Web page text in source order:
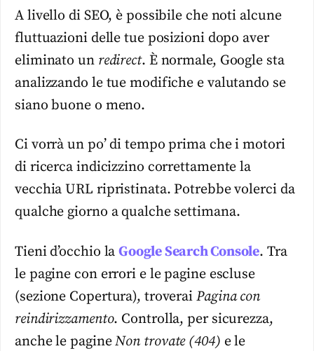
A livello di SEO, è possibile che noti alcune
fluttuazioni delle tue posizioni dopo aver
eliminato un redirect. È normale, Google sta
analizzando le tue modifiche e valutando se
siano buone o meno.
Ci vorrà un po’ di tempo prima che i motori
di ricerca indicizzino correttamente la
vecchia URL ripristinata. Potrebbe volerci da
qualche giorno a qualche settimana.
Tieni d’occhio laGoogle Search Console. Tra
le pagine con errori e le pagine escluse
(sezione Copertura), troverai Pagina con
reindirizzamento. Controlla, per sicurezza,
anche le pagineNon trovate (404) e le